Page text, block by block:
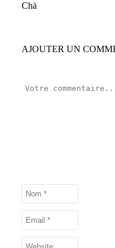
Chä
AJOUTER UN